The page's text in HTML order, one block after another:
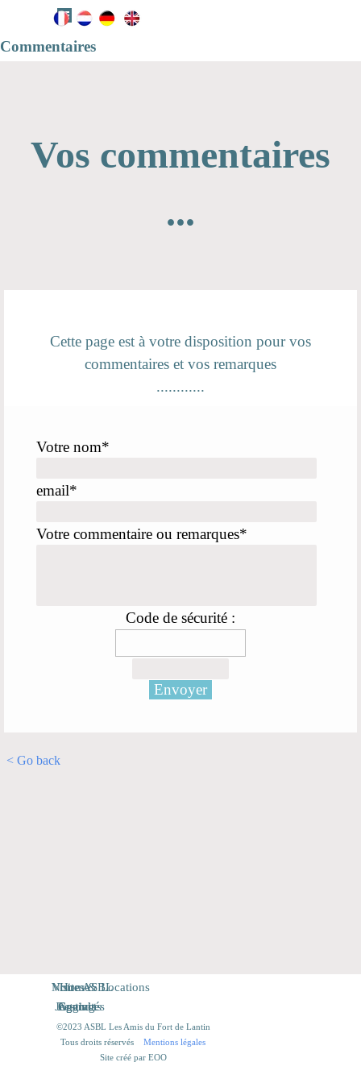
Aller au contenu
Sauter le menu
Commentaires
Vos commentaires
...
Cette page est à votre disposition pour vos
commentaires et vos remarques
............
Votre nom*
email*
Votre commentaire ou remarques*
Code de sécurité :
< Go back
Contacts
Jogging
Agenda
Notre ASBL
Visites & Locations
Festivités
Home
©2023 ASBL Les Amis du Fort de Lantin
Tous droits réservés Mentions légales
Site créé par EOO